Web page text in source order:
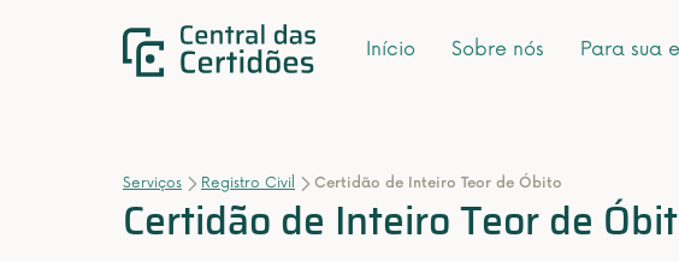
Início Sobre nós Para sua
Serviços Registro Civil Certidão de Inteiro Teor de Óbito
Certidão de Inteiro Teor de